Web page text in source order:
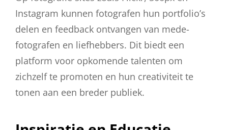
Instagram kunnen fotografen hun portfolio’s
delen en feedback ontvangen van mede-
fotografen en liefhebbers. Dit biedt een
platform voor opkomende talenten om
zichzelf te promoten en hun creativiteit te
tonen aan een breder publiek.